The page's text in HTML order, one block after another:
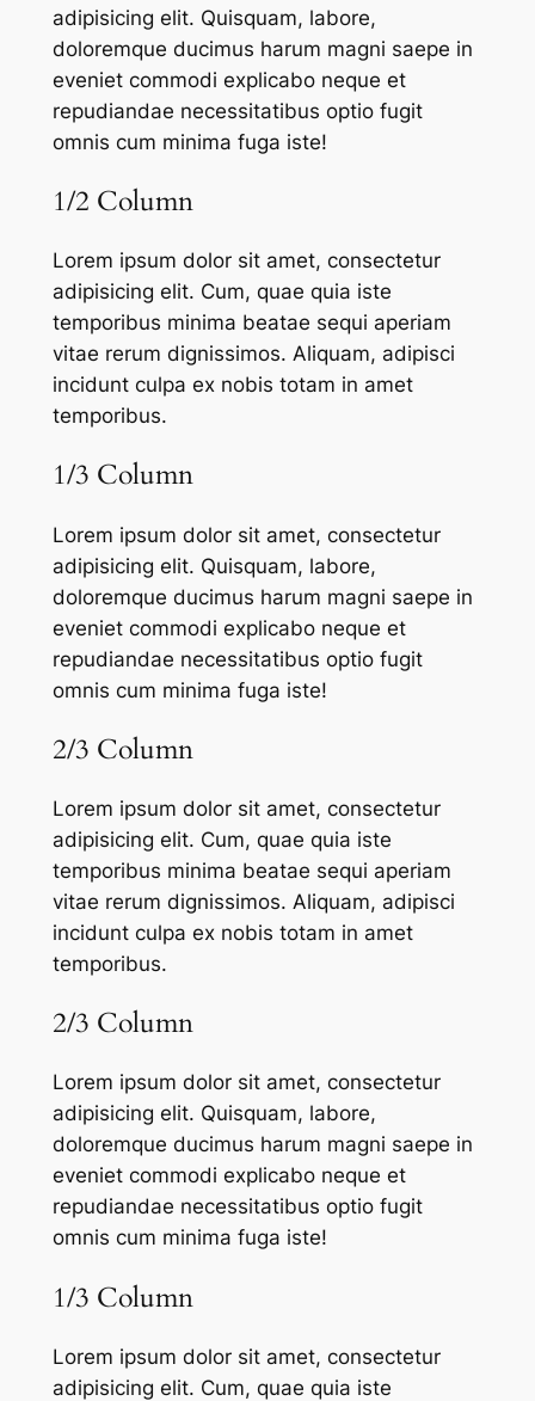
adipisicing elit. Quisquam, labore,
doloremque ducimus harum magni saepe in
eveniet commodi explicabo neque et
repudiandae necessitatibus optio fugit
omnis cum minima fuga iste!
1/2 Column
Lorem ipsum dolor sit amet, consectetur
adipisicing elit. Cum, quae quia iste
temporibus minima beatae sequi aperiam
vitae rerum dignissimos. Aliquam, adipisci
incidunt culpa ex nobis totam in amet
temporibus.
1/3 Column
Lorem ipsum dolor sit amet, consectetur
adipisicing elit. Quisquam, labore,
doloremque ducimus harum magni saepe in
eveniet commodi explicabo neque et
repudiandae necessitatibus optio fugit
omnis cum minima fuga iste!
2/3 Column
Lorem ipsum dolor sit amet, consectetur
adipisicing elit. Cum, quae quia iste
temporibus minima beatae sequi aperiam
vitae rerum dignissimos. Aliquam, adipisci
incidunt culpa ex nobis totam in amet
temporibus.
2/3 Column
Lorem ipsum dolor sit amet, consectetur
adipisicing elit. Quisquam, labore,
doloremque ducimus harum magni saepe in
eveniet commodi explicabo neque et
repudiandae necessitatibus optio fugit
omnis cum minima fuga iste!
1/3 Column
Lorem ipsum dolor sit amet, consectetur
adipisicing elit. Cum, quae quia iste